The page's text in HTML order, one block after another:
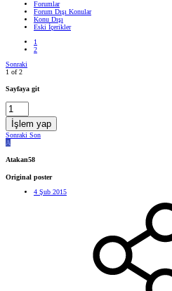
Forumlar
Forum Dışı Konular
Konu Dışı
Eski İçerikler
1
2
Sonraki
1 of 2
Sayfaya git
İşlem yap
Sonraki Son
A
Atakan58
Original poster
4 Şub 2015